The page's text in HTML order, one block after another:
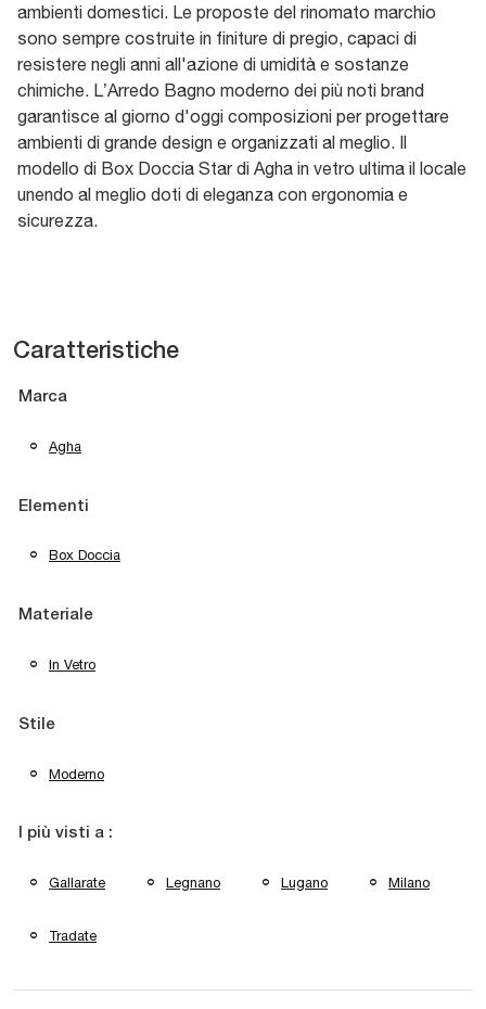
ambienti domestici. Le proposte del rinomato marchio
sono sempre costruite in finiture di pregio, capaci di
resistere negli anni all'azione di umidità e sostanze
chimiche. L’Arredo Bagno moderno dei più noti brand
garantisce al giorno d'oggi composizioni per progettare
ambienti di grande design e organizzati al meglio. Il
modello di Box Doccia Star di Agha in vetro ultima il locale
unendo al meglio doti di eleganza con ergonomia e
sicurezza.
Caratteristiche
Marca
Agha
Elementi
Box Doccia
Materiale
In Vetro
Stile
Moderno
I più visti a :
Gallarate Legnano Lugano Milano
Tradate